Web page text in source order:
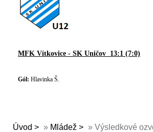
MFK Vítkovice - SK Uničov 13:1 (7:0)
Gól: Hlavinka Š.
Úvod » Mládež » Výsledkové